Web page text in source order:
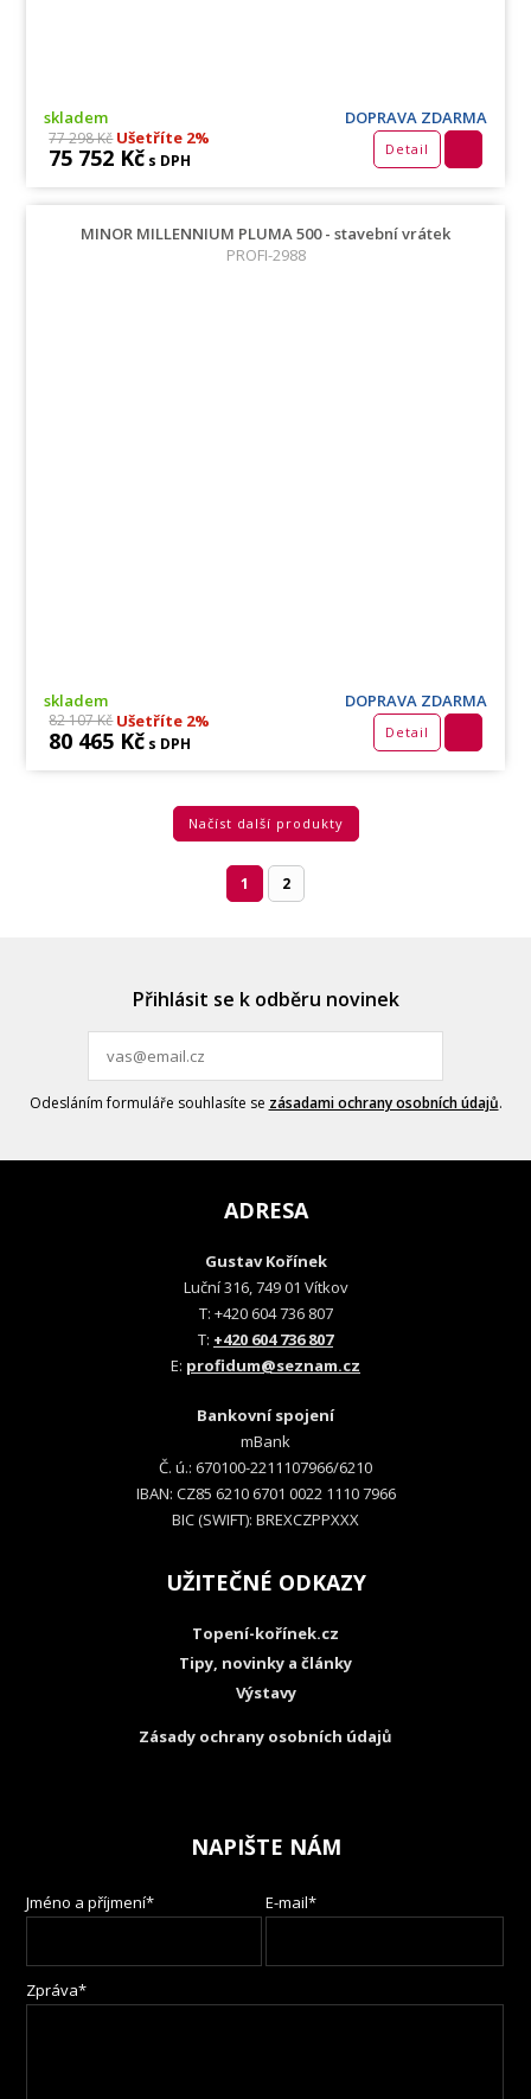
skladem DOPRAVA ZDARMA
77 298 KčUšetříte 2%
75 752 Kč s DPH
Detail
MINOR MILLENNIUM PLUMA 500 - stavební vrátek
PROFI-2988
skladem DOPRAVA ZDARMA
82 107 KčUšetříte 2%
80 465 Kč s DPH
Detail
Načíst další produkty
1 2
Přihlásit se k odběru novinek
Odesláním formuláře souhlasíte se zásadami ochrany osobních údajů.
ADRESA
Gustav Kořínek
Luční 316, 749 01 Vítkov
T: +420 604 736 807
T: +420 604 736 807
E: profidum@seznam.cz
Bankovní spojení
mBank
Č. ú.: 670100-2211107966/6210
IBAN: CZ85 6210 6701 0022 1110 7966
BIC (SWIFT): BREXCZPPXXX
UŽITEČNÉ ODKAZY
Topení-kořínek.cz
Tipy, novinky a články
Výstavy
Zásady ochrany osobních údajů
NAPIŠTE NÁM
Jméno a příjmení* E-mail*
Zpráva*